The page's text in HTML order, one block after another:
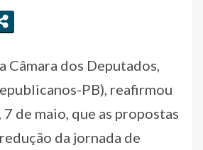
Câmara dos Deputados,
PB), reafirmou
de maio, que as propostas
da jornada de